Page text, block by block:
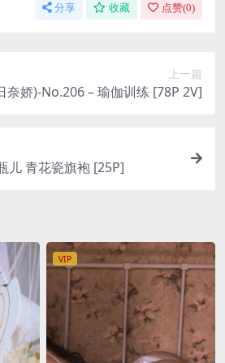
分享 收藏 点赞(0)
上一篇
奈娇)-No.206 – 瑜伽训练 [78P 2V]
儿 青花瓷旗袍 [25P]
VIP